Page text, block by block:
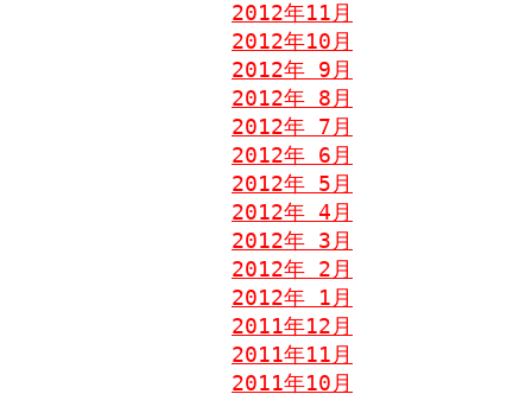
2012年11月
2012年10月
2012年 9月
2012年 8月
2012年 7月
2012年 6月
2012年 5月
2012年 4月
2012年 3月
2012年 2月
2012年 1月
2011年12月
2011年11月
2011年10月